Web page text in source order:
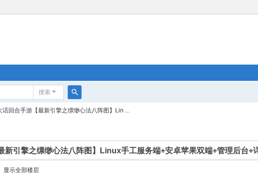
搜索
搜
话回合手游【最新引擎之缥缈心法八阵图】Lin ...
新引擎之缥缈心法八阵图】Linux手工服务端+安卓苹果双端+管理后台+
显示全部楼层